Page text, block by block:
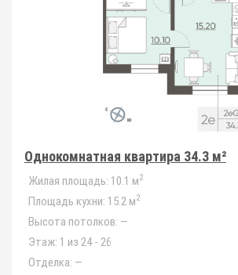
Однокомнатная квартира 34.3 м²
Жилая площадь: 10.1 м2
Площадь кухни: 15.2 м2
Высота потолков: —
Этаж: 1 из 24 - 26
Отделка: —